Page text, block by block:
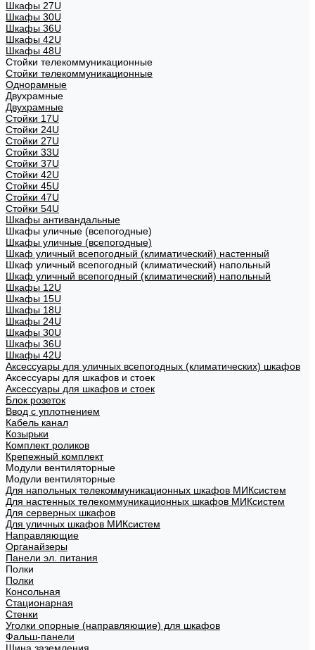
Шкафы 27U
Шкафы 30U
Шкафы 36U
Шкафы 42U
Шкафы 48U
Стойки телекоммуникационные
Стойки телекоммуникационные
Однорамные
Двухрамные
Двухрамные
Стойки 17U
Стойки 24U
Стойки 27U
Стойки 33U
Стойки 37U
Стойки 42U
Стойки 45U
Стойки 47U
Стойки 54U
Шкафы антивандальные
Шкафы уличные (всепогодные)
Шкафы уличные (всепогодные)
Шкаф уличный всепогодный (климатический) настенный
Шкаф уличный всепогодный (климатический) напольный
Шкаф уличный всепогодный (климатический) напольный
Шкафы 12U
Шкафы 15U
Шкафы 18U
Шкафы 24U
Шкафы 30U
Шкафы 36U
Шкафы 42U
Аксессуары для уличных всепогодных (климатических) шкафов
Аксессуары для шкафов и стоек
Аксессуары для шкафов и стоек
Блок розеток
Ввод с уплотнением
Кабель канал
Козырьки
Комплект роликов
Крепежный комплект
Модули вентиляторные
Модули вентиляторные
Для напольных телекоммуникационных шкафов МИКсистем
Для настенных телекоммуникационных шкафов МИКсистем
Для серверных шкафов
Для уличных шкафов МИКсистем
Направляющие
Органайзеры
Панели эл. питания
Полки
Полки
Консольная
Стационарная
Стенки
Уголки опорные (направляющие) для шкафов
Фальш-панели